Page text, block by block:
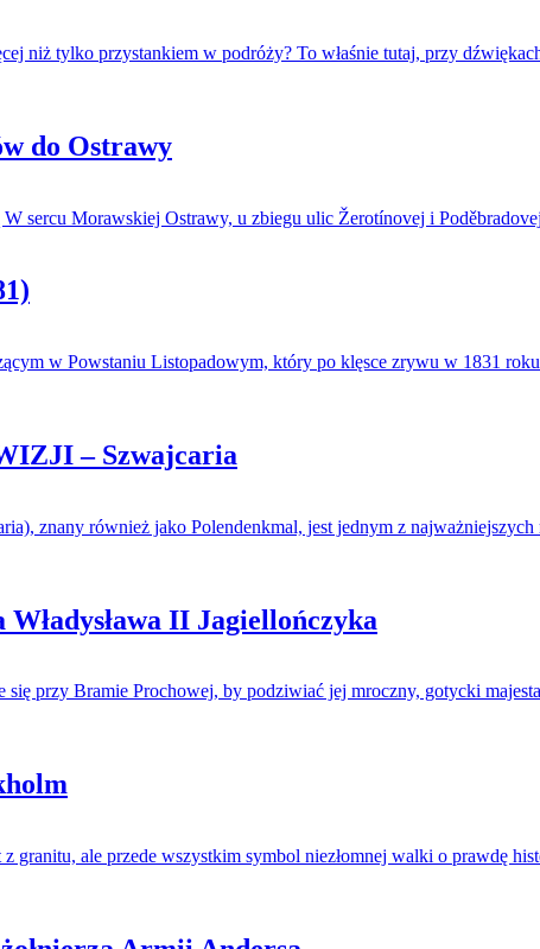
niż tylko przystankiem w podróży? To właśnie tutaj, przy
do Ostrawy
W sercu Morawskiej Ostrawy, u zbiegu ulic Žerotínovej i
w Powstaniu Listopadowym, który po klęsce zrywu w 1831
– Szwajcaria
znany również jako Polendenkmal, jest jednym z
II Jagiellończyka
się przy Bramie Prochowej, by podziwiać jej mroczny, gotycki
ale przede wszystkim symbol niezłomnej walki o prawdę